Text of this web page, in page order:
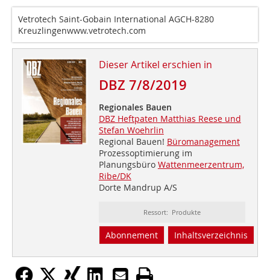
Vetrotech Saint-Gobain International AGCH-8280
Kreuzlingenwww.vetrotech.com
Dieser Artikel erschien in
DBZ 7/8/2019
Regionales Bauen
DBZ Heftpaten Matthias Reese und
Stefan Woehrlin
Regional Bauen! Büromanagement
Prozessoptimierung im
Planungsbüro Wattenmeerzentrum,
Ribe/DK
Dorte Mandrup A/S
Ressort: Produkte
Abonnement Inhaltsverzeichnis